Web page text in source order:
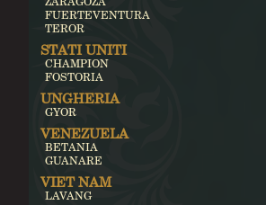
FUERTEVENTURA
TEROR
STATI UNITI
CHAMPION
FOSTORIA
UNGHERIA
GYOR
VENEZUELA
BETANIA
GUANARE
VIET NAM
LAVANG